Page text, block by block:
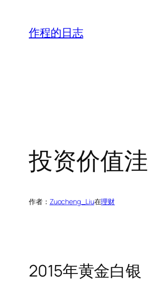
作程的日志
投资价值
作者： Zuocheng_Liu在理财
2015年黄金白银